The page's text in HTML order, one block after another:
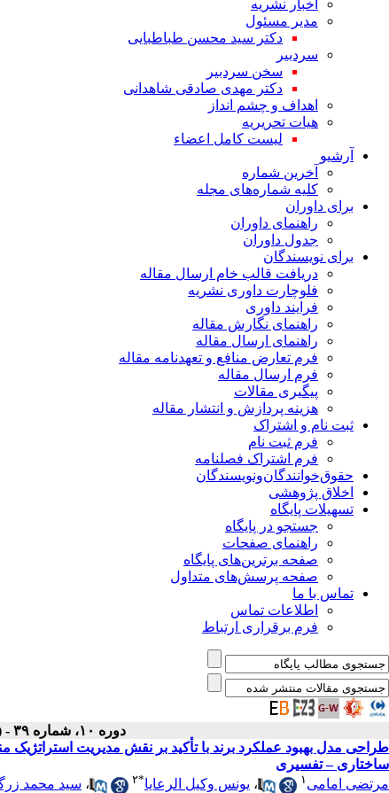
اخبار نشریه
مدیر مسئول
دکتر سید محسن طباطبایی
سردبیر
سخن سردبیر
دکتر مهدی صادقی شاهدانی
اهداف و چشم انداز
هیات تحریریه
لیست کامل اعضاء
آرشیو
آخرین شماره
کلیه شماره‌های مجله
برای داوران
راهنمای داوران
جدول داوران
برای نویسندگان
دریافت قالب خام ارسال مقاله
فلوچارت داوری نشریه
فرایند داوری
راهنمای نگارش مقاله
راهنمای ارسال مقاله
فرم تعارض منافع و تعهدنامه مقاله
فرم ارسال مقاله
پیگیری مقالات
هزینه پردازش و انتشار مقاله
ثبت نام و اشتراک
فرم ثبت نام
فرم اشتراک فصلنامه
حقوق‌خوانندگان‌و‌نویسندگان
اخلاق پژوهشی
تسهیلات پایگاه
جستجو در پایگاه
راهنمای صفحات
صفحه برترین‌های پایگاه
صفحه پرسش‌های متداول
تماس با ما
اطلاعات تماس
فرم برقراری ارتباط
دوره ۱۰، شماره ۳۹ - ( تابستان ۱۴۰۱ )
ساختاری – تفسیری
مرتضی امامی ۱ ، یونس وکیل الرعایا*۲ ، سید محمد